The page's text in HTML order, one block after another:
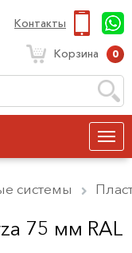
Контакты
Корзина 0
системы
75 мм RAL